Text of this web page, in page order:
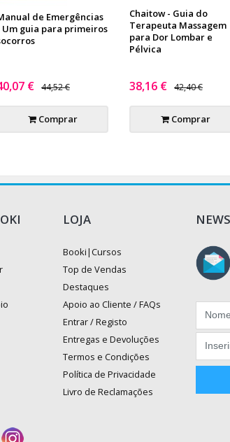
de Emergências
Um guia para primeiros
€ 44,52 €
Comprar
Chaitow - Guia do
Terapeuta Massagem
para Dor Lombar e
Pélvica
38,16 € 42,40 €
Comprar
LOJA
Booki|Cursos
Top de Vendas
Destaques
Apoio ao Cliente / FAQs
Entrar / Registo
Entregas e Devoluções
Termos e Condições
Política de Privacidade
Livro de Reclamações